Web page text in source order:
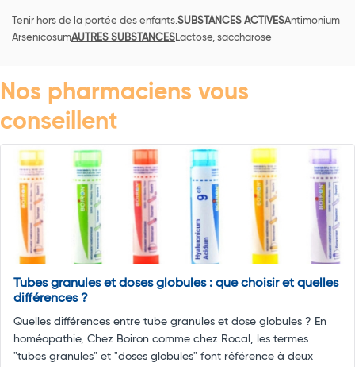
Tenir hors de la portée des enfants.SUBSTANCES ACTIVESAntimonium
ArsenicosumAUTRES SUBSTANCESLactose, saccharose
Nos pharmaciens vous
conseillent
Tubes granules et doses globules : que choisir et quelles
différences ?
Quelles différences entre tube granules et dose globules ? En
homéopathie, Chez Boiron comme chez Rocal, les termes
"tubes granules" et "doses globules" font référence à deux